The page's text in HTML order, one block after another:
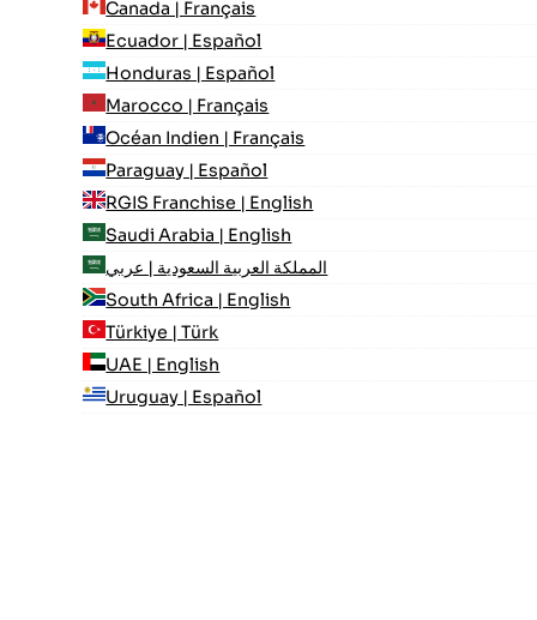
Canada | Français
Ecuador | Español
Honduras | Español
Marocco | Français
Océan Indien | Français
Paraguay | Español
RGIS Franchise | English
Saudi Arabia | English
المملكة العربية السعودية | عربي
South Africa | English
Türkiye | Türk
UAE | English
Uruguay | Español